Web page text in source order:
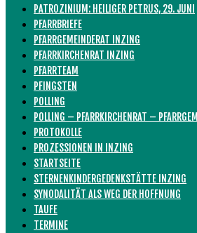
PATROZINIUM: HEILIGER PETRUS, 29. JUNI
PFARRBRIEFE
PFARRGEMEINDERAT INZING
PFARRKIRCHENRAT INZING
PFARRTEAM
PFINGSTEN
POLLING
POLLING – PFARRKIRCHENRAT –
PROTOKOLLE
PROZESSIONEN IN INZING
STARTSEITE
STERNENKINDERGEDENKSTÄTTE INZING
SYNODALITÄT ALS WEG DER HOFFNUNG
TAUFE
TERMINE